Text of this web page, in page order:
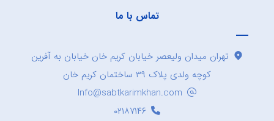
تماس با ما
تهران میدان ولیعصر خیابان کریم خان خیابان به آفرین
کوچه ولدی پلاک ۳۹ ساختمان کریم خان
Info@sabtkarimkhan.com
۰۲۱۸۷۱۴۶